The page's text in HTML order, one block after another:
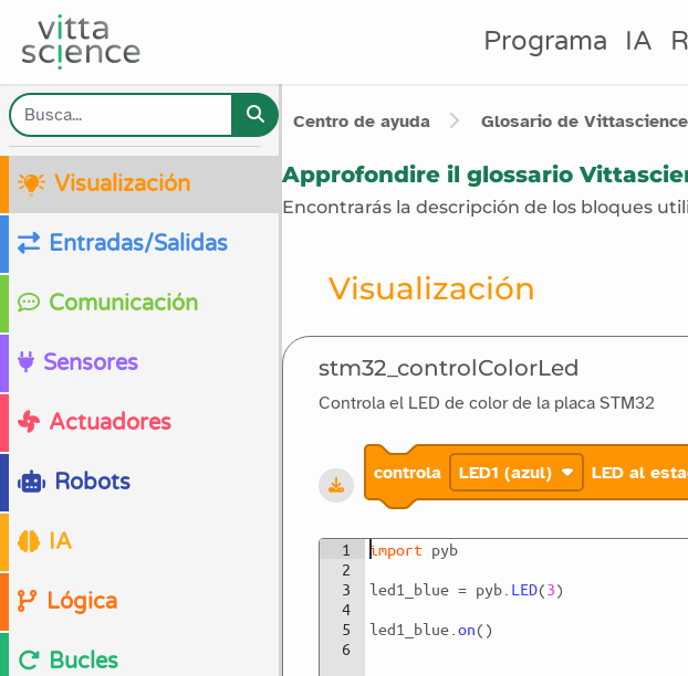
Programa IA
Visualización
Entradas/Salidas
Comunicación
Sensores
Actuadores
Robots
IA
Lógica
Bucles
Centro de ayuda Glosario de Vittascience
Approfondire il glossario
Encontrarás la descripción de los bloques
Visualización
stm32_controlColorLed
Controla el LED de color de la placa STM32
controla LED1 (azul) LED al
1
2
3
4
5
6
import pyb
led1_blue = pyb LED(3)
led1_blue on( )